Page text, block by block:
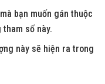
bạn muốn gán thuộc
số này.
này sẽ hiện ra trong